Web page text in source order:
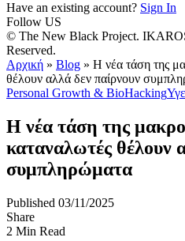
Have an existing account? Sign In
Follow US
© The New Black Project.
Reserved.
Αρχική » Blog » Η νέα τάση της
θέλουν αλλά δεν παίρνουν
Personal Growth & BioHacking
Η νέα τάση της
καταναλωτές θέλουν
συμπληρώματα
Published 03/11/2025
Share
2 Min Read